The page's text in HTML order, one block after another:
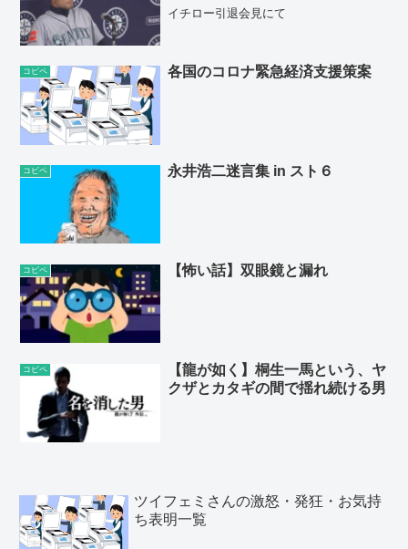
イチロー引退会見にて
コピペ 各国のコロナ緊急経済支援策案
コピペ 永井浩二迷言集 in スト６
コピペ 【怖い話】双眼鏡と漏れ
コピペ
【龍が如く】桐生一馬という、ヤ
クザとカタギの間で揺れ続ける男
ツイフェミさんの激怒・発狂・お気持
ち表明一覧